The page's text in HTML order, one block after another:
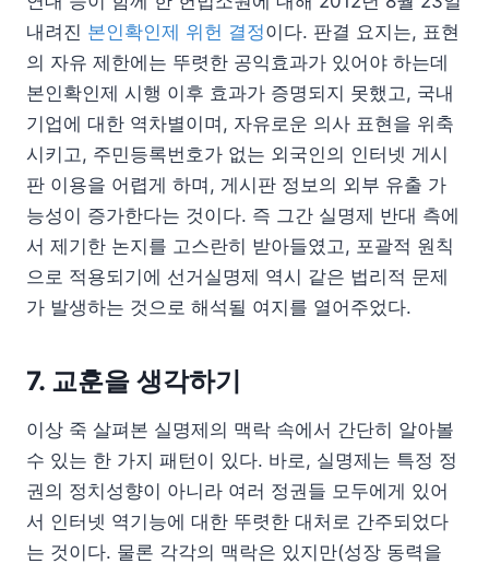
내려진 본인확인제 위헌 결정이다. 판결 요지는, 표현
의 자유 제한에는 뚜렷한 공익효과가 있어야 하는데
본인확인제 시행 이후 효과가 증명되지 못했고, 국내
기업에 대한 역차별이며, 자유로운 의사 표현을 위축
시키고, 주민등록번호가 없는 외국인의 인터넷 게시
판 이용을 어렵게 하며, 게시판 정보의 외부 유출 가
능성이 증가한다는 것이다. 즉 그간 실명제 반대 측에
서 제기한 논지를 고스란히 받아들였고, 포괄적 원칙
으로 적용되기에 선거실명제 역시 같은 법리적 문제
가 발생하는 것으로 해석될 여지를 열어주었다.
7. 교훈을 생각하기
이상 죽 살펴본 실명제의 맥락 속에서 간단히 알아볼
수 있는 한 가지 패턴이 있다. 바로, 실명제는 특정 정
권의 정치성향이 아니라 여러 정권들 모두에게 있어
서 인터넷 역기능에 대한 뚜렷한 대처로 간주되었다
는 것이다. 물론 각각의 맥락은 있지만(성장 동력을